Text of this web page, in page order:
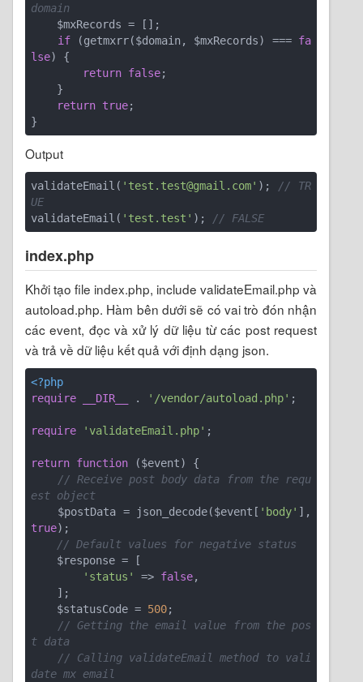
domain
if (getmxrr($domain, $mxRecords) === fa
lse) {
return false;
return true;
Output
validateEmail( 'test.test@gmail.com' );
// TR
UE
validateEmail( 'test.test' ); // FALSE
index.php
Khởi tạo file index.php, include validateEmail.php và
autoload.php. Hàm bên dưới sẽ có vai trò đón nhận
các event, đọc và xử lý dữ liệu từ các post request
và trả về dữ liệu kết quả với định dạng json.
<?php
require
__DIR__ . '/vendor/autoload.php' ;
require 'validateEmail.php' ;
return function ($event)
{
// Receive post body data from the requ
est object
    $postData = json_decode($event[
'body'
true);
// Default values for negative status
'status'
=> false,
    $statusCode =
500;
// Getting the email value from the pos
t data
// Calling validateEmail method to vali
date mx email